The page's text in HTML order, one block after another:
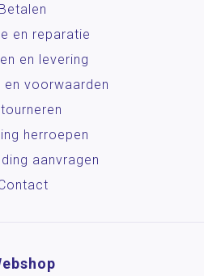
Betalen
en reparatie
en levering
en voorwaarden
herroepen
aanvragen